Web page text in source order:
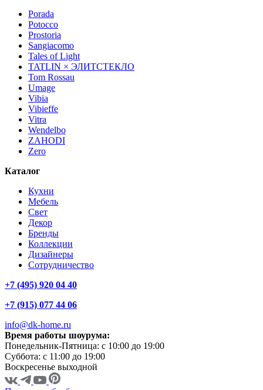
Porada
Potocco
Prostoria
Sangiacomo
Tales of Light
TATLIN × ЭЛИТСТЕКЛО
Tom Rossau
Umage
Vibia
Vibieffe
Vitra
Wendelbo
ZAHODI
Zero
Каталог
Кухни
Мебель
Свет
Декор
Бренды
Коллекции
Дизайнеры
Сотрудничество
+7 (495) 920 04 40
+7 (915) 077 44 06
info@dk-home.ru
Время работы шоурума:
Понедельник-Пятница: c 10:00 до 19:00
Суббота: c 11:00 до 19:00
Воскресенье выходной